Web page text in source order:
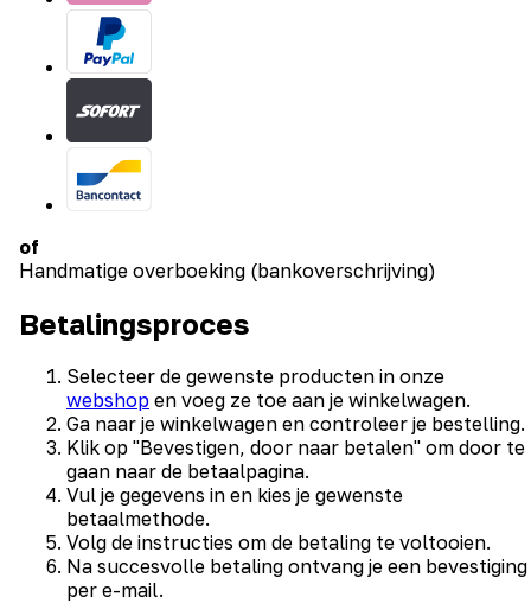
of
Handmatige overboeking (bankoverschrijving)
Betalingsproces
Selecteer de gewenste producten in onze
webshop en voeg ze toe aan je winkelwagen.
Ga naar je winkelwagen en controleer je bestelling.
Klik op "Bevestigen, door naar betalen" om door te
gaan naar de betaalpagina.
Vul je gegevens in en kies je gewenste
betaalmethode.
Volg de instructies om de betaling te voltooien.
Na succesvolle betaling ontvang je een bevestiging
per e-mail.